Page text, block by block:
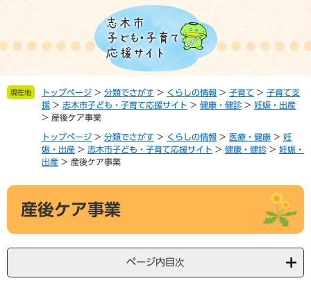
の
で
ー
ば 現在地 トップページ > 分類でさがす > くらしの情報 > 子育て > 子育て支
援 > 志木市子ども・子育て応援サイト > 健康・健診 > 妊娠・出産
> 産後ケア事業
トップページ > 分類でさがす > くらしの情報 > 医療・健康 > 妊
娠・出産 > 志木市子ども・子育て応援サイト > 健康・健診 > 妊娠・
出産 > 産後ケア事業
本
産後ケア事業
ページ内目次